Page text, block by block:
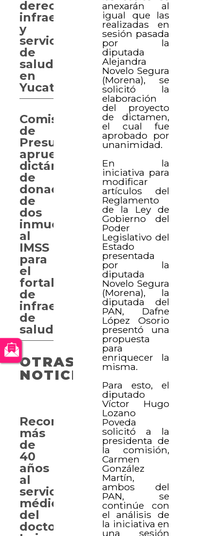
anexarán al
igual que las
realizadas en
sesión pasada
por la
diputada
Alejandra
Novelo Segura
(Morena), se
solicitó la
elaboración
del proyecto
de dictamen,
el cual fue
aprobado por
unanimidad.
En la
iniciativa para
modificar
artículos del
Reglamento
de la Ley de
Gobierno del
Poder
Legislativo del
Estado
presentada
por la
diputada
Novelo Segura
(Morena), la
diputada del
PAN, Dafne
López Osorio
presentó una
propuesta
para
enriquecer la
misma.
Para esto, el
diputado
Víctor Hugo
Lozano
Poveda
solicitó a la
presidenta de
la comisión,
Carmen
González
Martín,
ambos del
PAN, se
continúe con
el análisis de
la iniciativa en
una sesión
derechos,
infraestructura
y
servicios
de
salud
en
Yucatán
Comisión
de
Presupuesto
aprueba
dictámenes
de
donación
de
dos
inmuebles
al
IMSS
para
el
fortalecimiento
de
infraestructura
de
salud
OTRAS
NOTICIAS
Reconocen
más
de
40
años
al
servicio
médico
del
doctor